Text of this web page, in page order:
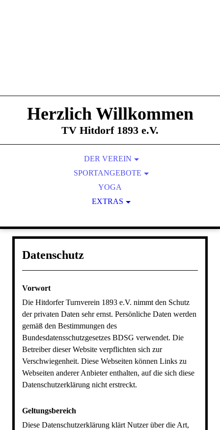
Herzlich Willkommen
TV Hitdorf 1893 e.V.
DER VEREIN
VORSTAND
SATZUNG
SPORTSTÄTTEN
SPORTANGEBOTE
BASKETBALL
BOP
FITNESS & GYMNASTIK
HALTUNGS- UND BEWEGUNGSSYSTEM
JUGENDSPORT
KINDERTURNEN
SPORT NACH KREBS
VOLLEYBALL
YOGA
EXTRAS
DATENSCHUTZERKLÄRUNG
WEBLINKS
IMPRESSUM
SITEMAP
Datenschutz
Vorwort
Die Hitdorfer Turnverein 1893 e.V. nimmt den Schutz
der privaten Daten sehr ernst. Persönliche Daten werden
gemäß den Bestimmungen des
Bundesdatensschutzgesetzes BDSG verwendet. Die
Betreiber dieser Website verpflichten sich zur
Verschwiegenheit. Diese Webseiten können Links zu
Webseiten anderer Anbieter enthalten, auf die sich diese
Datenschutzerklärung nicht erstreckt.
Geltungsbereich
Diese Datenschutzerklärung klärt Nutzer über die Art,